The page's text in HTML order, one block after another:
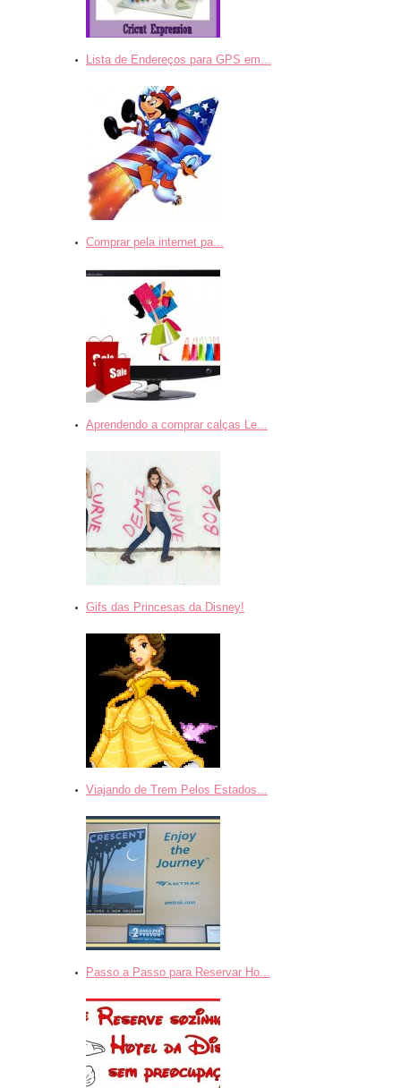
Lista de Endereços para GPS em...
Comprar pela internet pa...
Aprendendo a comprar calças Le...
Gifs das Princesas da Disney!
Viajando de Trem Pelos Estados...
Passo a Passo para Reservar Ho...